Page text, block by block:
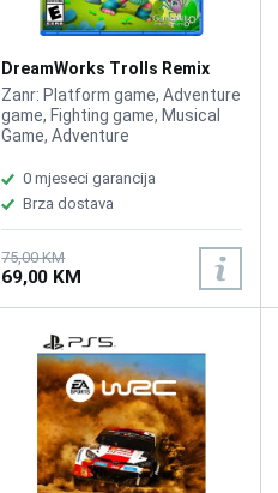
DreamWorks Trolls Remix
Rescue /PS5
Zanr: Platform game, Adventure
game, Fighting game, Musical
Game, Adventure
0 mjeseci garancija
Brza dostava
75,00 KM
69,00 KM